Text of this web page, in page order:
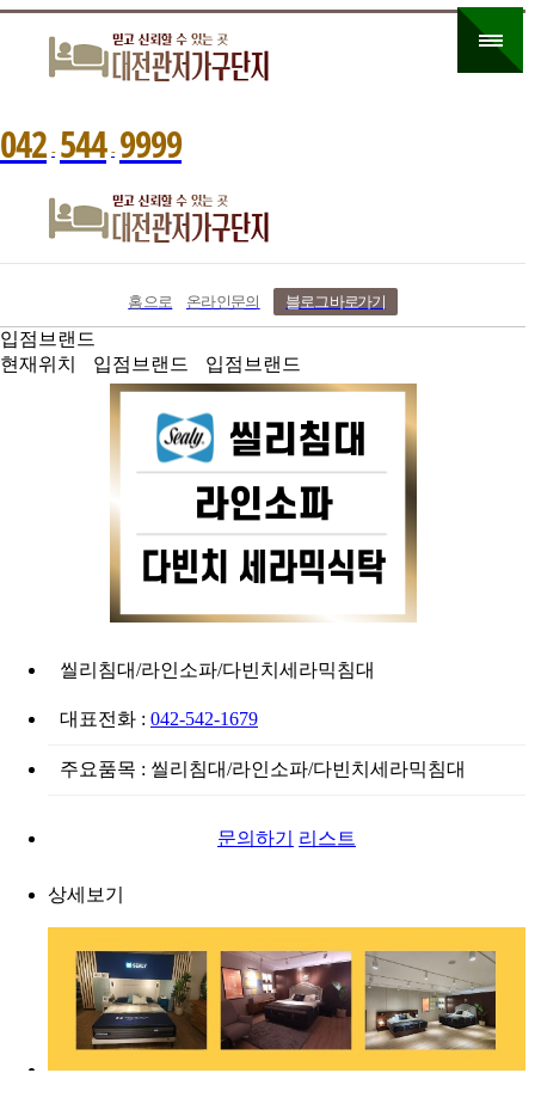
042 - 544 - 9999
홈으로 온라인문의 블로그 바로가기
입점브랜드
현재위치
입점브랜드 입점브랜드
씰리침대/라인소파/다빈치세라믹침대
대표전화 : 042-542-1679
주요품목 : 씰리침대/라인소파/다빈치세라믹침대
문의하기 리스트
상세보기